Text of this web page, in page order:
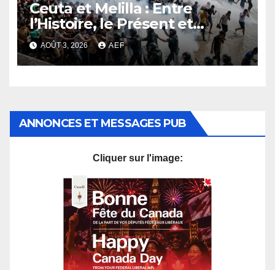
Ceuta et Melilla : Entre
l’Histoire, le Présent et
l’Avenir
AOÛT 3, 2026 AEF
ANNONCES ET MESSAGES PUB
Cliquer sur l'image: